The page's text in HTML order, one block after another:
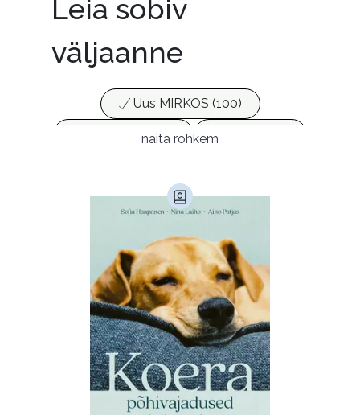
Leia sobiv
väljaanne
Uus MIRKOS (100)
Populaarsed (25)
Ajakirjad (17)
Armastusromaanid (292)
Biograafiad (228)
Eesti kirjandus (1772)
Ettevõtlus (30)
Filoloogia (121)
Filosoofia (146)
Geograafia (65)
Haridus (20)
näita rohkem